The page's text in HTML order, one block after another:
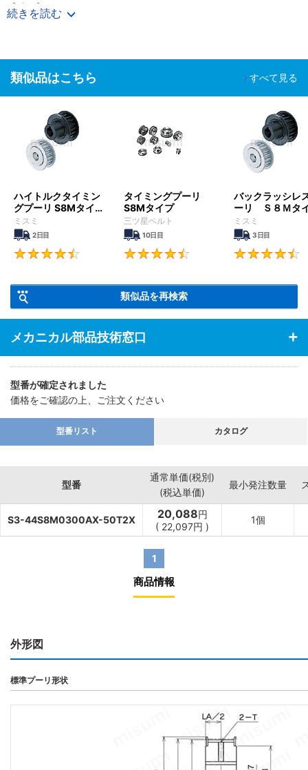
【特徴】
・使用する軸径に合わせて軸穴・キー・タップ加工付きの完成プー
【用途】
・工作機械、射出成形機などの大型機械からコピー機やプリンター
などのOA機器まで
幅広い装置で使用されています。
続きを読む
類似品はこちら すべて見る
ハイトルクタイミン
グプーリ S8Mタイ
プ
ミスミ
2日目
4.5
タイミングプーリ
S8Mタイプ
三ツ星ベルト
10日目
4.6
バックラッシレ
ーリ Ｓ８Ｍタ
ミスミ
3日目
類似品を再検索
メカニカル部品技術窓口
型番が確定されました
価格をご確認の上、ご注文ください
型番リスト カタログ
型番
通常単価(税別)
(税込単価)
最小発注数量
S3-44S8M0300AX-50T2X 20,088円
( 22,097円 )
1個
1
商品情報
外形図
標準プーリ形状